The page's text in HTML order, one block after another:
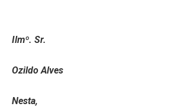
Ilmº. Sr.
Ozildo Alves
Nesta,